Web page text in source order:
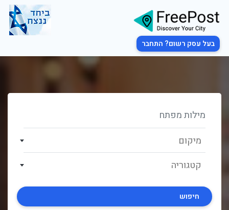
בעל עסק רשום? התחבר
מיקום
קטגוריה
חיפוש